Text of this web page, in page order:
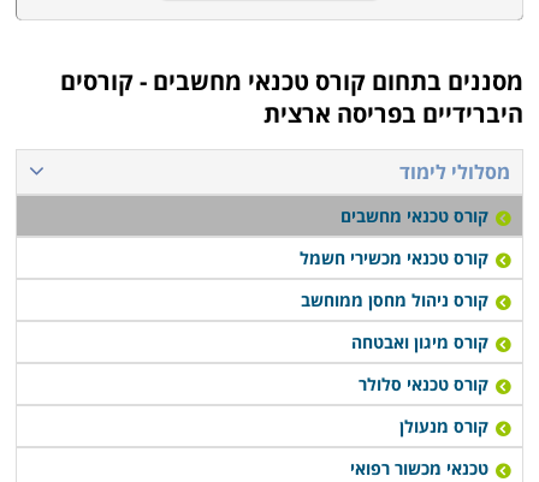
מסננים בתחום קורס טכנאי מחשבים - קורסים
היברידיים בפריסה ארצית
מסלולי לימוד
קורס טכנאי מחשבים
קורס טכנאי מכשירי חשמל
קורס ניהול מחסן ממוחשב
קורס מיגון ואבטחה
קורס טכנאי סלולר
קורס מנעולן
טכנאי מכשור רפואי